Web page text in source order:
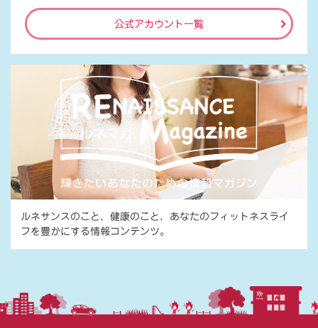
公式アカウント一覧
ルネサンスのこと、健康のこと、あなたのフィットネスライ
フを豊かにする情報コンテンツ。